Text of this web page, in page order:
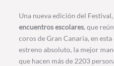
Una nueva edición del
encuentros escolares, que
coros de Gran Canaria, en
estreno absoluto, la mejor
que hacen más de 2203